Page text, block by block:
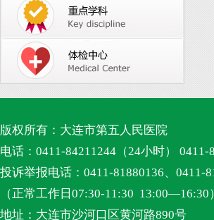
版权所有：大连市第五人民医院
电话：0411-84211244（24小时）
投诉举报电话：0411-81880136、0411-
（正常工作日07:30-11:30 13:00—16:30）
地址：大连市沙河口区黄河路890号